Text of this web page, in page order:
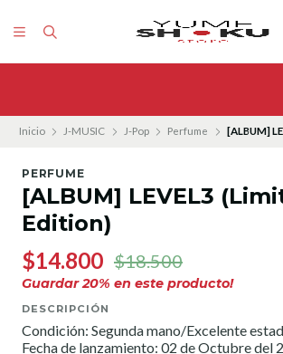
Inicio J-MUSIC J-Pop Perfume [ALBUM]
PERFUME
[ALBUM] LEVEL3
Edition)
$14.800 $18.500
Guardar20% en este producto!
DESCRIPCIÓN
Condición: Segunda mano/Excelente
Fecha de lanzamiento: 02 de Octubre del